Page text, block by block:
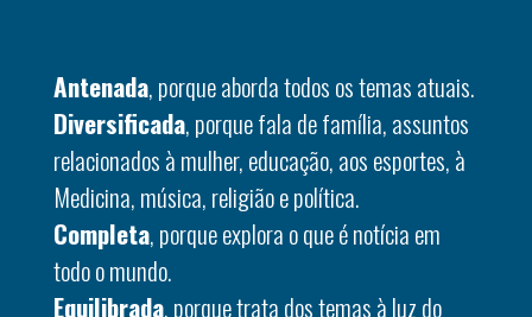
Antenada, porque aborda todos os temas atuais.
Diversificada, porque fala de família, assuntos
relacionados à mulher, educação, aos esportes, à
Medicina, música, religião e política.
Completa, porque explora o que é notícia em
todo o mundo.
Equilibrada, porque trata dos temas à luz do